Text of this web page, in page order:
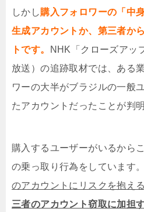
しかし購入フォロワーの「中
生成アカウントか、第三者か
トです。
NHK「クローズアッ
放送）の追跡取材では、ある
ワーの大半がブラジルの一般
たアカウントだったことが判
購入するユーザーがいるから
の乗っ取り行為をしています。
のアカウントにリスクを抱え
三者のアカウント窃取に加担